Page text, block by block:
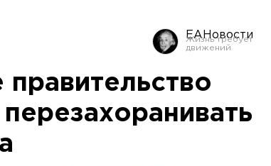
ЕАНовости
правительство